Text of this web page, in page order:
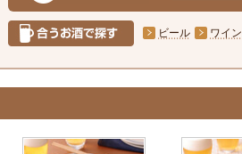
ビール ワイン